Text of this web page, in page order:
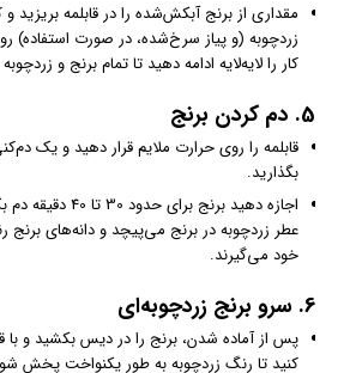
مقداری از برنج آبکش‌شده را در قابلمه بریزید
زردچوبه (و پیاز سرخ‌شده، در صورت استفاده)
کار را لایه‌لایه ادامه دهید تا تمام برنج و
5. دم کردن برنج
قابلمه را روی حرارت ملایم قرار دهید و یک
بگذارید.
اجازه دهید برنج برای
عطر زردچوبه در برنج می‌پیچد و دانه‌های برنج
خود می‌گیرند.
6. سرو برنج زردچوبه‌ای
پس از آماده شدن، برنج را در دیس بکشید و با
کنید تا رنگ زردچوبه به طور یکنواخت پخش